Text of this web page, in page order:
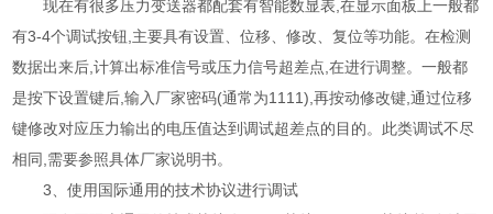
现在有很多压力变送器都配套有智能数显表,在显示面板上一般都
有3-4个调试按钮,主要具有设置、位移、修改、复位等功能。在检测
数据出来后,计算出标准信号或压力信号超差点,在进行调整。一般都
是按下设置键后,输入厂家密码(通常为1111),再按动修改键,通过位移
键修改对应压力输出的电压值达到调试超差点的目的。此类调试不尽
相同,需要参照具体厂家说明书。
3、使用国际通用的技术协议进行调试